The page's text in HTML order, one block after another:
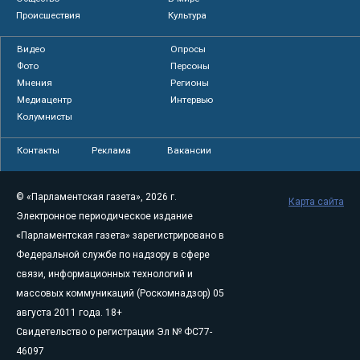
Происшествия
Культура
Видео
Опросы
Фото
Персоны
Мнения
Регионы
Медиацентр
Интервью
Колумнисты
Контакты Реклама Вакансии
© «Парламентская газета», 2026 г.
Электронное периодическое издание
«Парламентская газета» зарегистрировано в
Федеральной службе по надзору в сфере
связи, информационных технологий и
массовых коммуникаций (Роскомнадзор) 05
августа 2011 года. 18+
Свидетельство о регистрации Эл № ФС77-
46097
Карта сайта